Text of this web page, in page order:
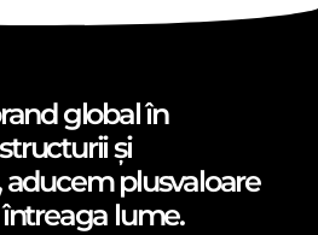
global în
și
plusvaloare
lume.